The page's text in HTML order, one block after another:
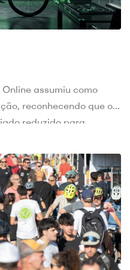
assumiu como
reconhecendo que o
reduzido para
simples comparação
em 2025
bicicletas no mercado
[…]